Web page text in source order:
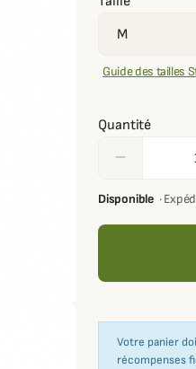
Guide des tailles
Quantité
remove
Disponible ·
Votre panier
récompenses